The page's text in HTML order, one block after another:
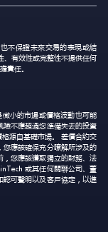
不保證未來交易的表現或結
、有效性或完整性不提供任何
責任。
小的市場或價格波動也可能
不應超過您準備失去的投資
源自基礎市場。 差價合約交
應該確保充分瞭解所涉及的
您應該獲取獨立的財務、法
或其任何關聯公司、董
可聲明以及客戶協定，以進